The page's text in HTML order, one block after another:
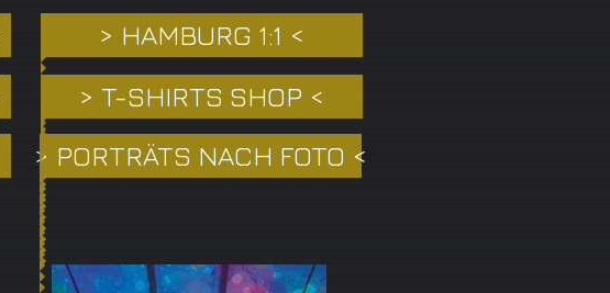
> HAMBURG 1:1 <
> T-SHIRTS SHOP <
> PORTRÄTS NACH FOTO <